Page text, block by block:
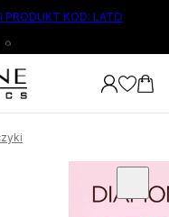
PRODUKT KOD: LATO
8